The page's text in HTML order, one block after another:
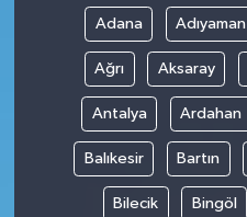
Adana Adıyaman
Ağrı Aksaray
Antalya Ardahan
Balıkesir Bartın
Bilecik Bingöl